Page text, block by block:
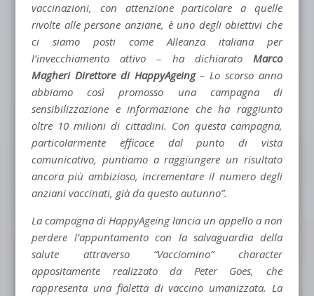
vaccinazioni, con attenzione particolare a quelle
rivolte alle persone anziane, è uno degli obiettivi che
ci siamo posti come Alleanza italiana per
l’invecchiamento attivo – ha dichiaratoMarco
Magheri Direttore di HappyAgeing– Lo scorso anno
abbiamo così promosso una campagna di
sensibilizzazione e informazione che ha raggiunto
oltre 10 milioni di cittadini. Con questa campagna,
particolarmente efficace dal punto di vista
comunicativo, puntiamo a raggiungere un risultato
ancora più ambizioso, incrementare il numero degli
anziani vaccinati, già da questo autunno”.
La campagna di HappyAgeing lancia un appello a non
perdere l’appuntamento con la salvaguardia della
salute attraverso “Vacciomino” character
appositamente realizzato da Peter Goes, che
rappresenta una fialetta di vaccino umanizzata. La